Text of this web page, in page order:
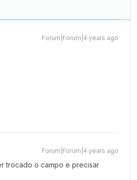
Forum|Forum|4 years ago
Forum|Forum|4 years ago
trocado o campo e precisar